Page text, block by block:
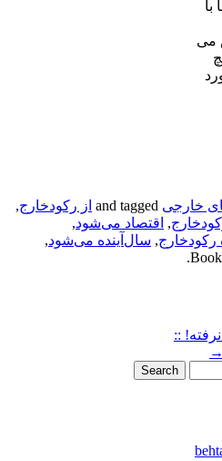
با
می
خارجی از رکودخارج,
, اقتصاد می‌شود,
رکودخارج, سال‌آینده می‌شود,
.
::
→